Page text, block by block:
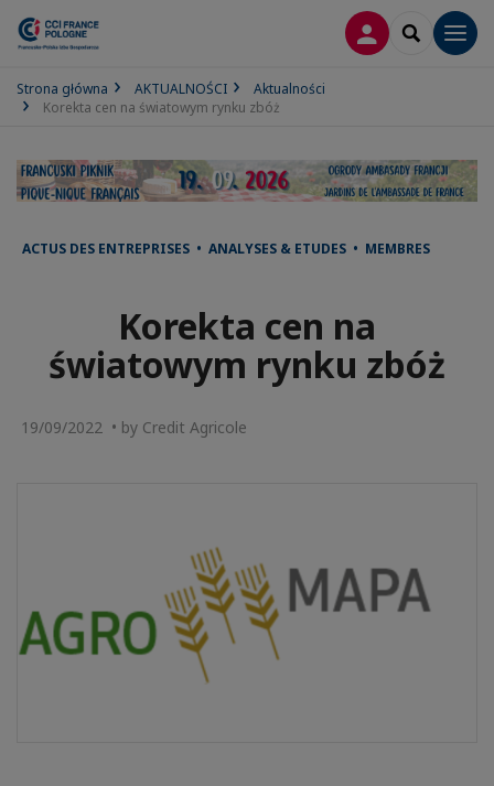
LOGOWANIE
SEARCH
Strona główna AKTUALNOŚCI
Aktualności
Korekta cen na światowym rynku zbóż
ACTUS DES ENTREPRISES • ANALYSES & ETUDES • MEMBRES
Korekta cen na
światowym rynku zbóż
19/09/2022 • by Credit Agricole